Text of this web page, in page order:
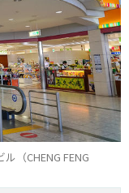
（CHENG FENG